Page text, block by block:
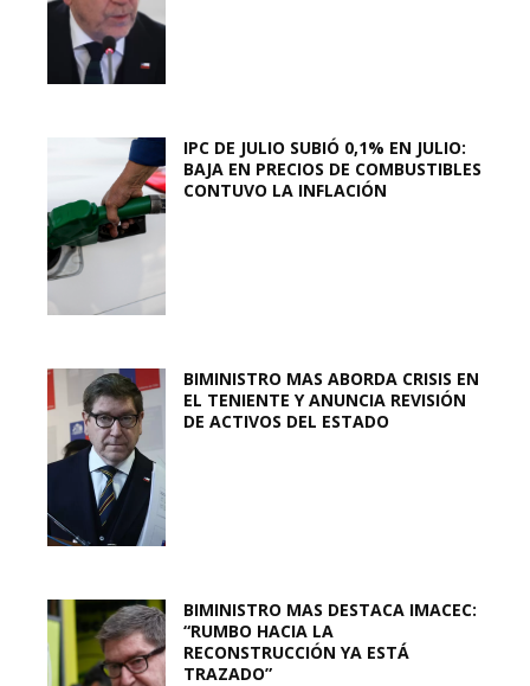
IPC DE JULIO SUBIÓ 0,1% EN JULIO:
BAJA EN PRECIOS DE COMBUSTIBLES
CONTUVO LA INFLACIÓN
BIMINISTRO MAS ABORDA CRISIS EN
EL TENIENTE Y ANUNCIA REVISIÓN
DE ACTIVOS DEL ESTADO
BIMINISTRO MAS DESTACA IMACEC:
“RUMBO HACIA LA
RECONSTRUCCIÓN YA ESTÁ
TRAZADO”